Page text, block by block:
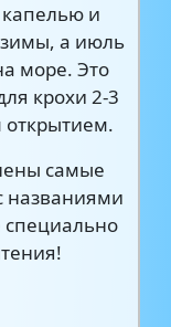
и
зимы, а июль
море. Это
крохи 2-3
открытием.
самые
названиями